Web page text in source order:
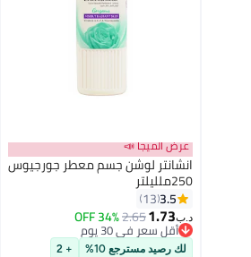
عرض الميجا 📣
انشانتر لوشن جسم معطر جورجيوس
250ملليلتر
3.5
13
د.ب‏1.73
2.65
34% OFF
أقل سعر في 30 يوم
أقل سعر في 30 يوم
لك رصيد مسترجع 10% + 2